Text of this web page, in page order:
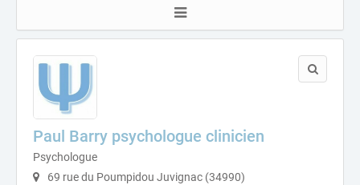
Paul Barry psychologue clinicien
Psychologue
69 rue du Poumpidou Juvignac (34990)